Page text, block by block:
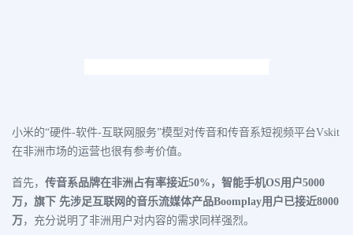
小米的“硬件-软件-互联网服务”模型对传音和传音系短视频平台Vskit
在非洲市场的运营也很有参考价值。
首先， 传音系品牌在非洲占有率接近50%，智能手机OS用户5000
万，旗下 先涉足互联网的音乐流媒体产品Boomplay用户已接近8000
万 ，充分说明了非洲用户对内容的需求同样强烈。